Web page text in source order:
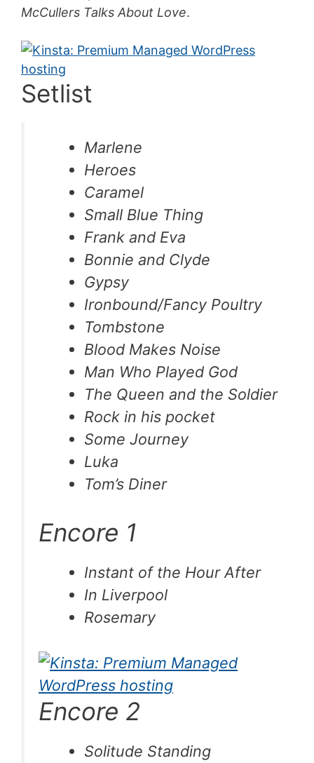
McCullers Talks About Love.
Setlist
Marlene
Heroes
Caramel
Small Blue Thing
Frank and Eva
Bonnie and Clyde
Gypsy
Ironbound/Fancy Poultry
Tombstone
Blood Makes Noise
Man Who Played God
The Queen and the Soldier
Rock in his pocket
Some Journey
Luka
Tom’s Diner
Encore 1
Instant of the Hour After
In Liverpool
Rosemary
Encore 2
Solitude Standing